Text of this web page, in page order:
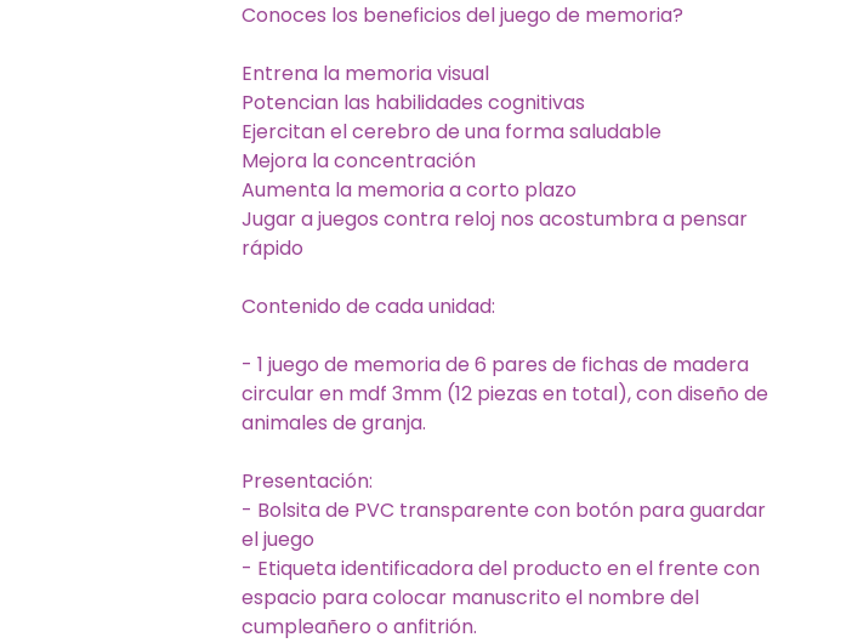
Conoces los beneficios del juego de memoria?
Entrena la memoria visual
Potencian las habilidades cognitivas
Ejercitan el cerebro de una forma saludable
Mejora la concentración
Aumenta la memoria a corto plazo
Jugar a juegos contra reloj nos acostumbra a pensar
rápido
Contenido de cada unidad:
- 1 juego de memoria de 6 pares de fichas de madera
circular en mdf 3mm (12 piezas en total), con diseño de
animales de granja.
Presentación:
- Bolsita de PVC transparente con botón para guardar
el juego
- Etiqueta identificadora del producto en el frente con
espacio para colocar manuscrito el nombre del
cumpleañero o anfitrión.